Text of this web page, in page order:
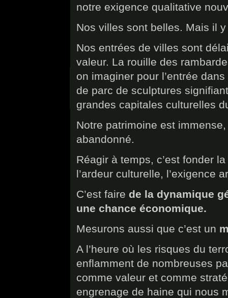
notre exigence qualitative
Nos villes sont belles. Mais il
Nos entrées de villes sont
valeur. La rouille des
on imaginer pour l’entrée
de parc de sculptures
grandes capitales culturelles
Notre patrimoine est
abandonné.
Réagir à temps, c’est fonder
l’ardeur culturelle, l’exigence
C’est faire de la dynamique
une chance économique.
Mesurons aussi que c’est un
A l’heure où les risques du
enflamment de nombreuses
comme valeur et comme
engrenage de haine qui nous